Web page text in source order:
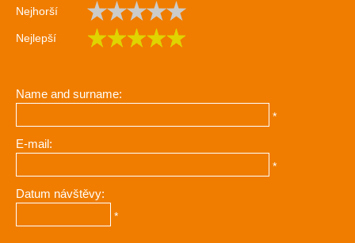
Nejhorší
Nejlepší
Name and surname:
*
E-mail:
*
Datum návštěvy:
*